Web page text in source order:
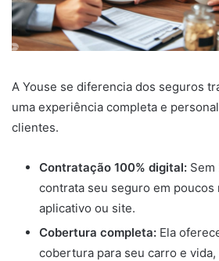
A Youse se diferencia dos seguros
uma experiência completa e
clientes.
Contratação 100% digital: Sem
contrata seu seguro em poucos
aplicativo ou site.
Cobertura completa: Ela
cobertura para seu carro e